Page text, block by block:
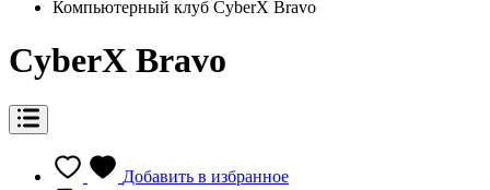
Компьютерный клуб CyberX Bravo
CyberX Bravo
Добавить в избранное